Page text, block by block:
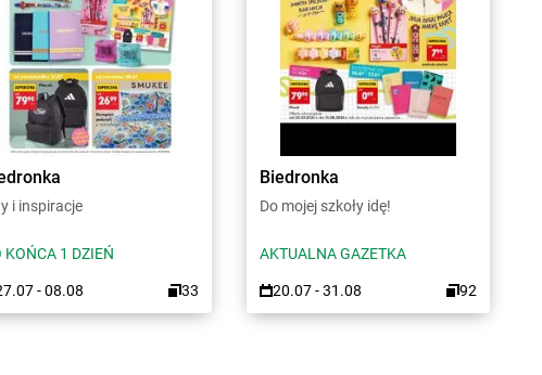
i inspiracje
KOŃCA 1 DZIEŃ
- 08.08 33
Biedronka
Do mojej szkoły idę!
AKTUALNA GAZETKA
20.07 - 31.08 92